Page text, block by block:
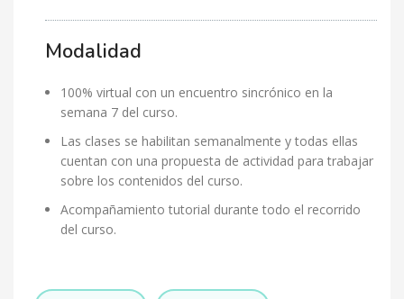
Modalidad
100% virtual con un encuentro sincrónico en la
semana 7 del curso.
Las clases se habilitan semanalmente y todas ellas
cuentan con una propuesta de actividad para trabajar
sobre los contenidos del curso.
Acompañamiento tutorial durante todo el recorrido
del curso.